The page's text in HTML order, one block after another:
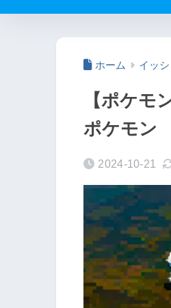
ホーム イッ
【ポケモ
ポケモン
2024-10-21